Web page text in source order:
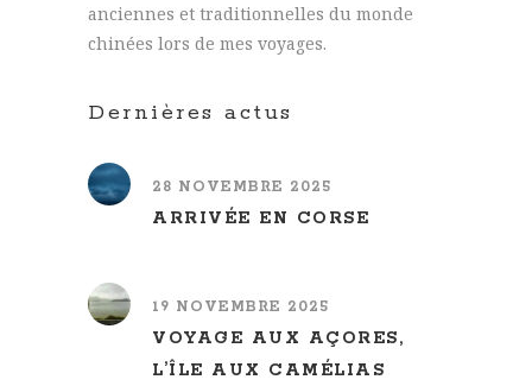
anciennes et traditionnelles du monde
chinées lors de mes voyages.
Dernières actus
28 NOVEMBRE 2025
ARRIVÉE EN CORSE
19 NOVEMBRE 2025
VOYAGE AUX AÇORES,
L’ÎLE AUX CAMÉLIAS